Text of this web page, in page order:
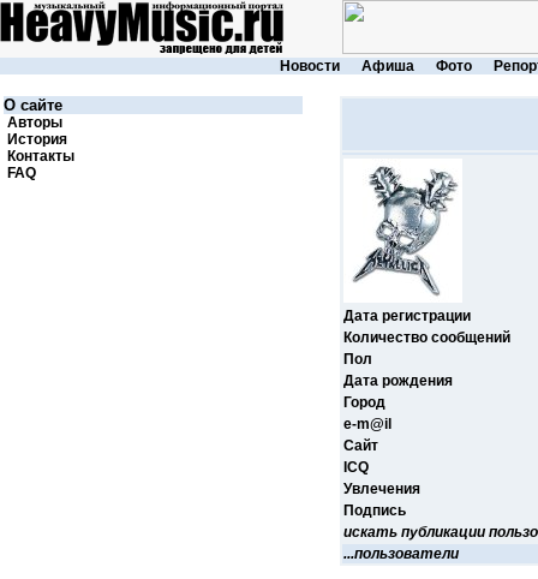
Новости Афиша Фото
О сайте
Авторы
История
Контакты
FAQ
Дата регистрации
Количество сообщений
Пол
Дата рождения
Город
e-m@il
Cайт
ICQ
Увлечения
Подпись
искать публикации
...пользователи